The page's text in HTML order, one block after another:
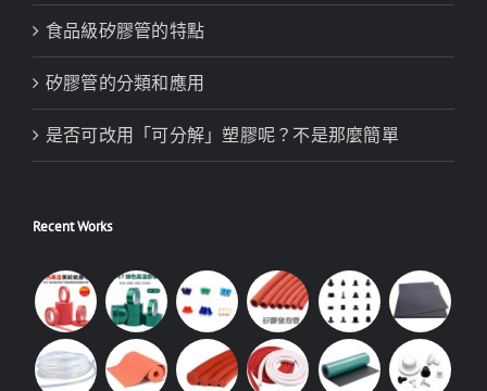
食品級矽膠管的特點
矽膠管的分類和應用
是否可改用「可分解」塑膠呢？不是那麼簡單
Recent Works